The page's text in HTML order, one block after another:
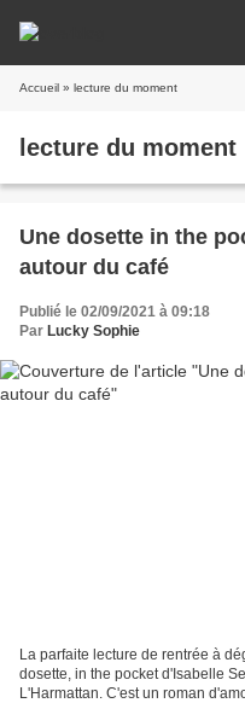
Accueil » lecture du moment
lecture du moment
Une dosette in the
autour du café
Publié le 02/09/2021 à 09:18
Par Lucky Sophie
La parfaite lecture de rentrée à
dosette, in the pocket d'Isabelle
L'Harmattan. C'est un roman